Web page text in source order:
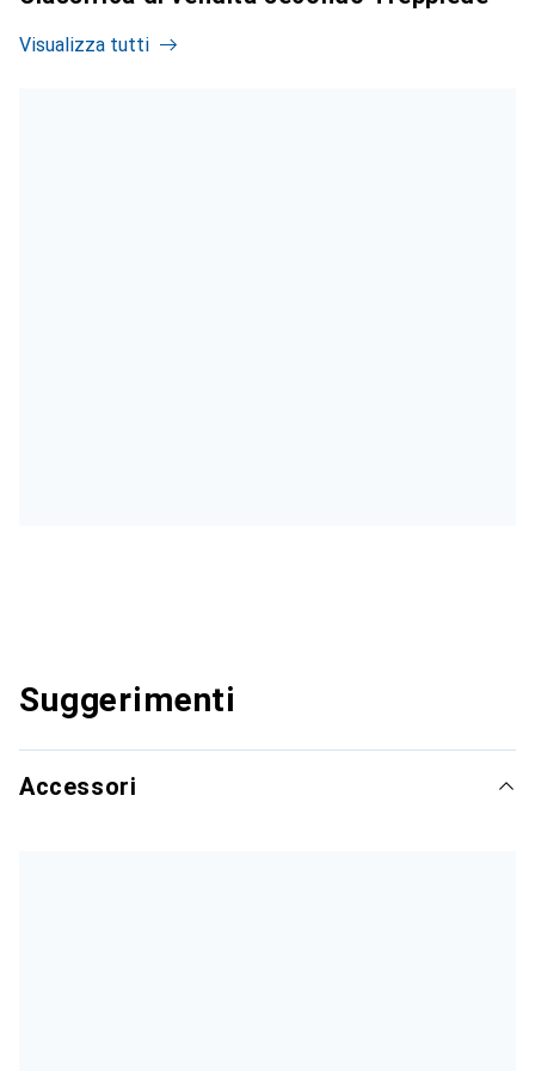
Visualizza tutti
Suggerimenti
Accessori